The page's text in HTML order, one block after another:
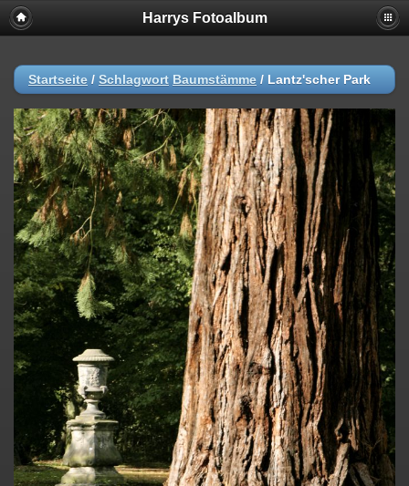
Harrys Fotoalbum
Startseite / Schlagwort Baumstämme / Lantz'scher Park